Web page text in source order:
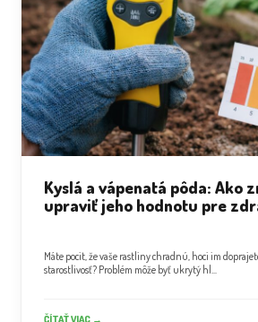
Kyslá a vápenatá pôda: Ako
upraviť jeho hodnotu pre
Máte pocit, že vaše rastliny chradnú, hoci im
starostlivosť? Problém môže byť ukrytý hl...